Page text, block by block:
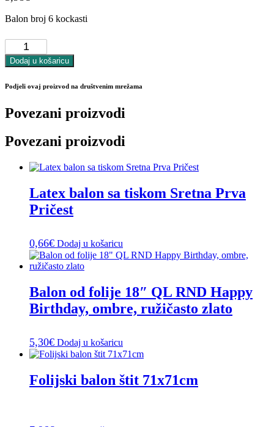
Balon broj 6 kockasti
Balon
količina
Dodaj u košaricu
Podjeli ovaj proizvod na društvenim mrežama
Povezani proizvodi
Povezani proizvodi
Latex balon sa tiskom Sretna Prva
Pričest
0,66€ Dodaj u košaricu
Balon od folije 18″ QL RND Happy
Birthday, ombre, ružičasto zlato
5,30€ Dodaj u košaricu
Folijski balon štit 71x71cm